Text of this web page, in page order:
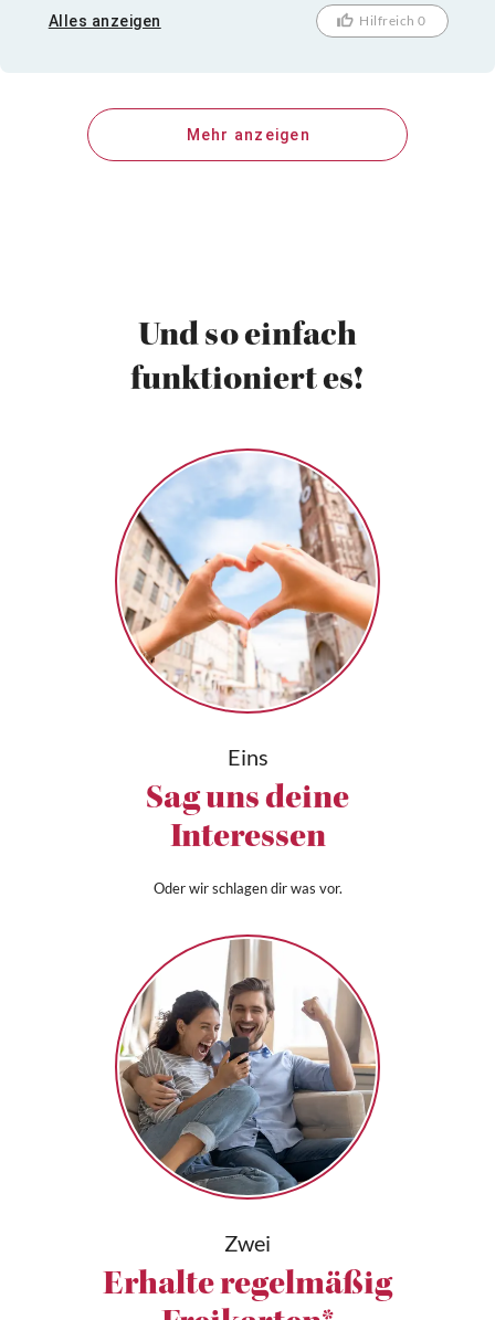
insgesamt eine sympathische Erscheinung, sollte
man sich merken. Ich war ja schon lange nicht mehr
verpasst. Wäre nett, mal wieder öfters dort hin zu
kommen. Auch das Publikum gut gemischt und
Alles anzeigen Hilfreich 0
Mehr anzeigen
Und so einfach
funktioniert es!
Eins
Sag uns deine
Interessen
Oder wir schlagen dir was vor.
Zwei
Erhalte regelmäßig